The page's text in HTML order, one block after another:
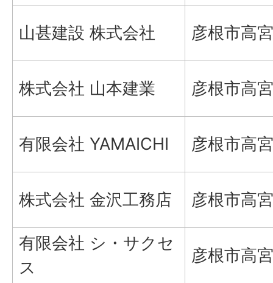
山甚建設 株式会社 彦根市高
株式会社 山本建業 彦根市高
有限会社 YAMAICHI 彦根市高
株式会社 金沢工務店 彦根市高
有限会社 シ・サクセ
ス
彦根市高